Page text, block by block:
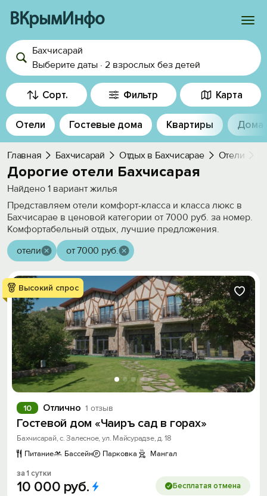
ВКрымИнфо
Войти
Избранное
История просмотра
Добавить свой объект
Бахчисарай
Выберите даты · 2 взрослых без детей
Сорт. Фильтр Карта
Отели Гостевые дома Квартиры Дома
Главная Бахчисарай Отдых в Бахчисарае Отели
Дорогие отели Бахчисарая
Найдено 1 вариант жилья
Представляем отели комфорт-класса и класса люкс в
Бахчисарае в ценовой категории от 7000 руб. за номер.
Комфортабельный отдых, лучшие предложения.
отели
от 7000 руб.
Высокий спрос
Отлично 1 отзыв
10
Гостевой дом «Чаиръ сад в горах»
Бахчисарай, с. Залесное, ул. Майсурадзе, д. 18
Питание
Бассейн Парковка Мангал
за 1 сутки
10 000 руб. Бесплатая отмена